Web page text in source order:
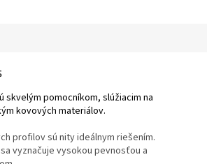
skvelým pomocníkom, slúžiacim na
kovových materiálov.
profilov sú nity ideálnym riešením.
vyznačuje vysokou pevnosťou a